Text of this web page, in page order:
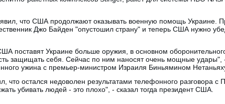
что США продолжают оказывать военную помощь Украине.
Джо Байден "опустошил страну" и теперь США нужно
поставят Украине больше оружия, в основном
защищать себя. Сейчас по ним наносят очень мощные удары",
ужина с премьер-министром Израиля Биньямином
что остался недоволен результатами телефонного разговора
убивать людей - это плохо", - сказал тогда президент США.